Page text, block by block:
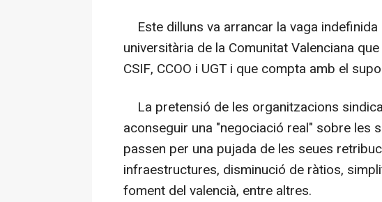
Este dilluns va arrancar la vaga
universitària de la Comunitat Valenciana
CSIF, CCOO i UGT i que compta amb el
La pretensió de les organitzacions
aconseguir una "negociació real" sobre les
passen per una pujada de les seues
infraestructures, disminució de ràtios,
foment del valencià, entre altres.